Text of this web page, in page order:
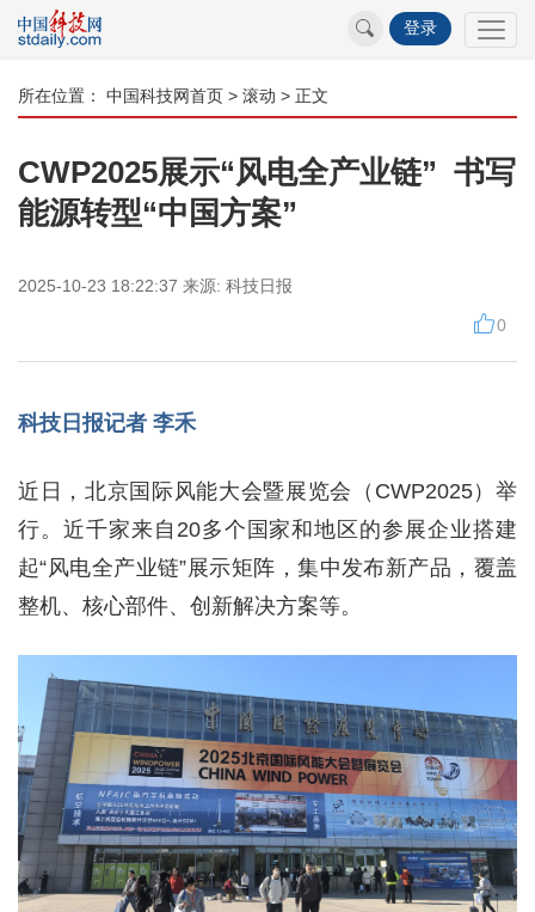
登录
所在位置： 中国科技网首页 > 滚动 > 正文
​CWP2025展示“风电全产业链” 书写
能源转型“中国方案”
2025-10-23 18:22:37 来源: 科技日报
0
科技日报记者 李禾
近日，北京国际风能大会暨展览会（CWP2025）举
行。近千家来自20多个国家和地区的参展企业搭建
起“风电全产业链”展示矩阵，集中发布新产品，覆盖
整机、核心部件、创新解决方案等。